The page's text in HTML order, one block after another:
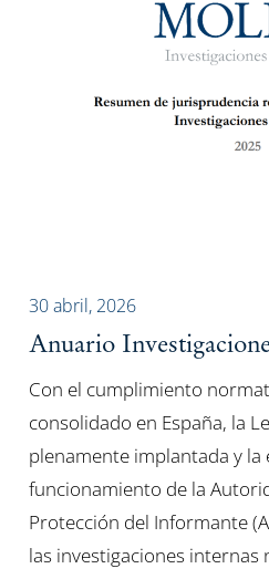
30 abril, 2026
Anuario
Con el cumplimiento
consolidado en España, la
plenamente implantada y la
funcionamiento de la
Protección del Informante
las investigaciones internas